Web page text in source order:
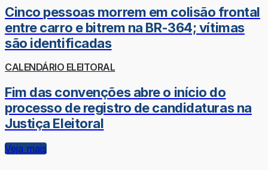
Cinco pessoas morrem em colisão frontal
entre carro e bitrem na BR-364; vítimas
são identificadas
CALENDÁRIO ELEITORAL
Fim das convenções abre o início do
processo de registro de candidaturas na
Justiça Eleitoral
Veja mais